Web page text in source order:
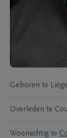
Geboren te Liège
Overleden te
Woonachtig te